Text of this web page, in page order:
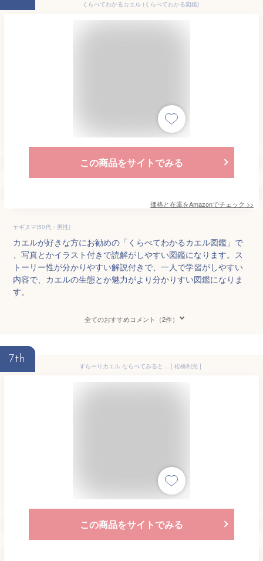
くらべてわかるカエル (くらべてわかる図鑑)
この商品をサイトでみる
価格と在庫をAmazonでチェック >>
ヤギヌマ(50代・男性)
カエルが好きな方にお勧めの「くらべてわかるカエル図鑑」で
、写真とかイラスト付きで読解がしやすい図鑑になります。ス
トーリー性が分かりやすい解説付きで、一人で学習がしやすい
内容で、カエルの生態とか魅力がより分かりすい図鑑になりま
す。
全てのおすすめコメント（2件）
7th
ずらーりカエル ならべてみると… [ 松橋利光 ]
この商品をサイトでみる